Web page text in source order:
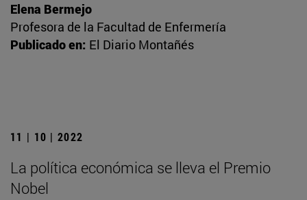
Elena Bermejo
Profesora de la Facultad de Enfermería
Publicado en: El Diario Montañés
11 | 10 | 2022
La política económica se lleva el Premio
Nobel